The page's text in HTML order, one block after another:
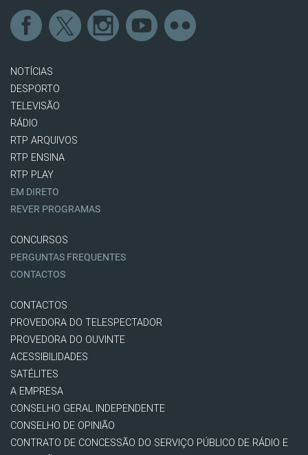
NOTÍCIAS
DESPORTO
TELEVISÃO
RÁDIO
RTP ARQUIVOS
RTP ENSINA
RTP PLAY
EM DIRETO
REVER PROGRAMAS
CONCURSOS
PERGUNTAS FREQUENTES
CONTACTOS
CONTACTOS
PROVEDORA DO TELESPECTADOR
PROVEDORA DO OUVINTE
ACESSIBILIDADES
SATÉLITES
A EMPRESA
CONSELHO GERAL INDEPENDENTE
CONSELHO DE OPINIÃO
CONTRATO DE CONCESSÃO DO SERVIÇO PÚBLICO DE RÁDIO E